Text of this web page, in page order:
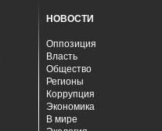
НОВОСТИ
Оппозиция
Власть
Общество
Регионы
Коррупция
Экономика
В мире